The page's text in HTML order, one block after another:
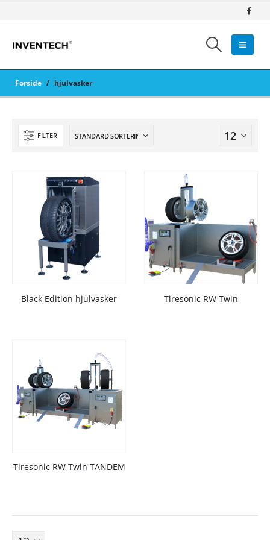
Forside / hjulvasker
FILTER
Black Edition hjulvasker Tiresonic RW Twin
Tiresonic RW Twin TANDEM
Fjellhamarveien 52
1472,Fjellhamar
[email protected]
+47 22 38 28 00